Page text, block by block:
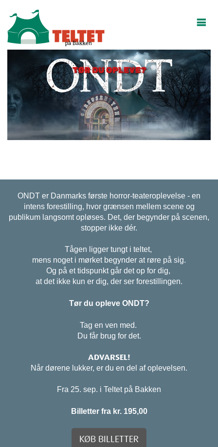
ONDT er Danmarks første horror-teateroplevelse - en
intens forestilling, hvor grænsen mellem scene og
publikum langsomt opløses. Det, der begynder på scenen,
stopper ikke dér.
Tågen ligger tungt i teltet,
mens noget i mørket begynder at røre på sig.
Og på et tidspunkt går det op for dig,
at det ikke kun er dig, der ser forestillingen.
Tør du opleve ONDT?
Tag en ven med.
Du får brug for det.
ADVARSEL!
Når dørene lukker, er du en del af oplevelsen.
Fra 25. sep. i Teltet på Bakken
Billetter fra kr. 195,00
KØB BILLETTER